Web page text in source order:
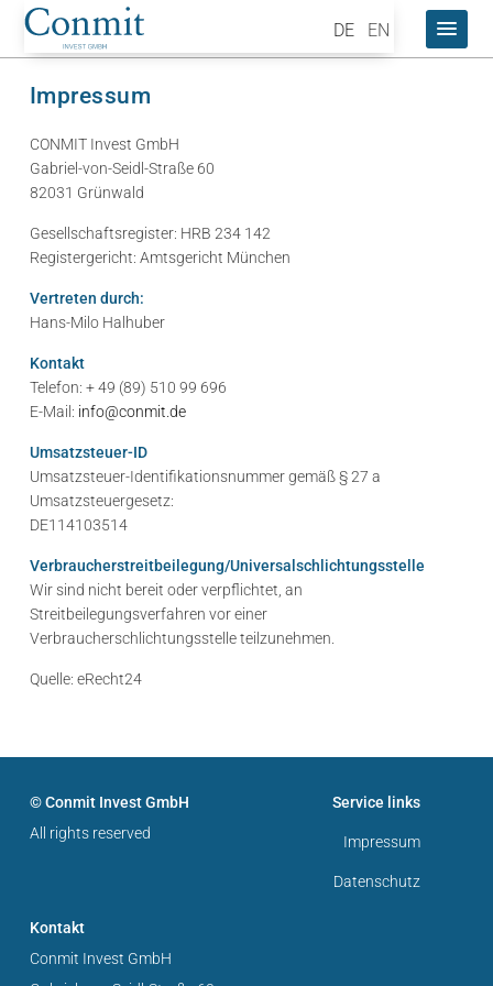
DE EN
Impressum
CONMIT Invest GmbH
Gabriel-von-Seidl-Straße 60
82031 Grünwald
Gesellschaftsregister: HRB 234 142
Registergericht: Amtsgericht München
Vertreten durch:
Hans-Milo Halhuber
Kontakt
Telefon: + 49 (89) 510 99 696
E-Mail: info@conmit.de
Umsatzsteuer-ID
Umsatzsteuer-Identifikationsnummer gemäß § 27 a
Umsatzsteuergesetz:
DE114103514
Verbraucherstreitbeilegung/Universalschlichtungsstelle
Wir sind nicht bereit oder verpflichtet, an
Streitbeilegungsverfahren vor einer
Verbraucherschlichtungsstelle teilzunehmen.
Quelle: eRecht24
© Conmit Invest GmbH
All rights reserved
Service links
Impressum
Datenschutz
Kontakt
Conmit Invest GmbH